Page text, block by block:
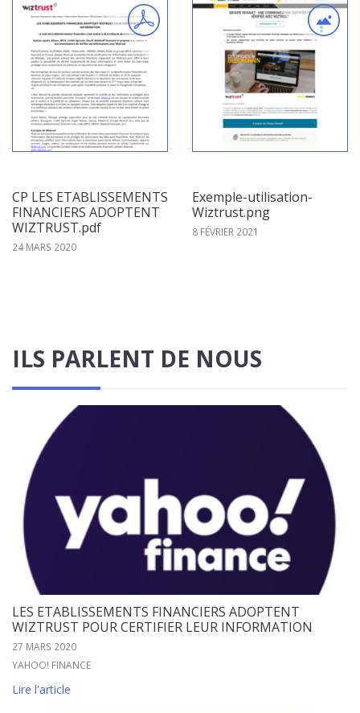
CP LES ETABLISSEMENTS
FINANCIERS ADOPTENT
WIZTRUST.pdf
24 MARS 2020
Exemple-utilisation-
Wiztrust.png
8 FÉVRIER 2021
ILS PARLENT DE NOUS
LES ETABLISSEMENTS FINANCIERS ADOPTENT
WIZTRUST POUR CERTIFIER LEUR INFORMATION
27 MARS 2020
YAHOO! FINANCE
Lire l'article